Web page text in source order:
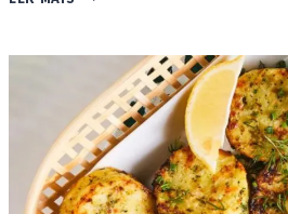
1
PHILADELPHIA